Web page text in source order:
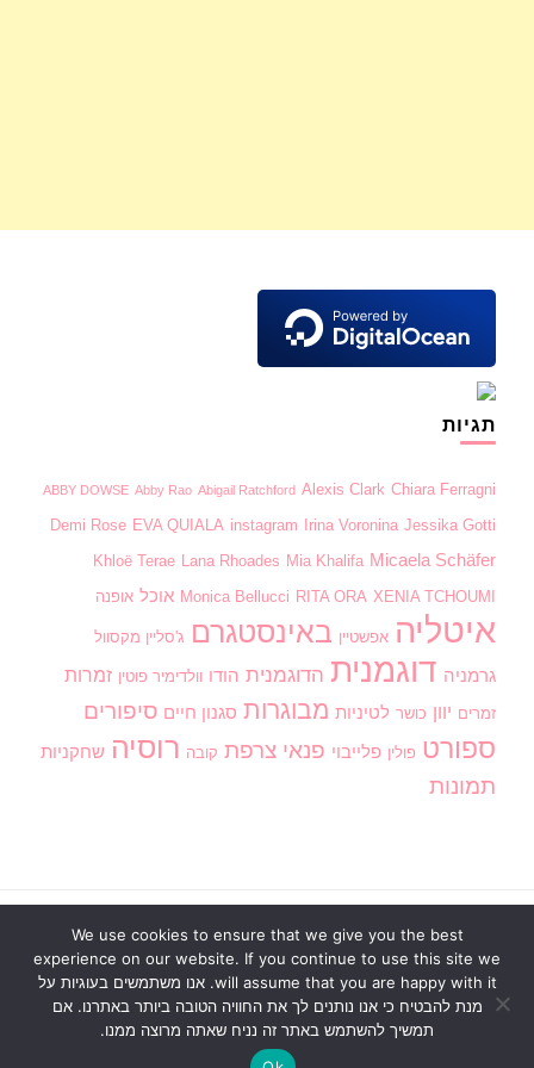
תגיות
ABBY DOWSE Abby Rao Abigail Ratchford Alexis Clark Chiara Ferragni
Demi Rose EVA QUIALA instagram Irina Voronina Jessika Gotti
Khloë Terae Lana Rhoades Mia Khalifa Micaela Schäfer
Monica Bellucci RITA ORA XENIA TCHOUMI אוכל אופנה
איטליה אפשטיין באינסטגרם ג'סליין מקסוול
גרמניה דוגמנית הדוגמנית הודו וולדימיר פוטין זמרות
זמרים יוון כושר לטיניות מבוגרות סגנון חיים סיפורים
ספורט פולין פלייבוי פנאי צרפת קובה רוסיה שחקניות
תמונות
הזכויות שמורות2026 הבלוג של דלז - Delz
. כל הזכויות
שמורותBlossom Pin | פותח על ידי תבניות בלוסום.מופעל
באמצעותWordPress
ראשי בנות חמות וידוי אנונימי חדשות
מדור חינוכי
סגנון חיים
פנאי דירוג תמונות כתוב לנו
We use cookies to ensure that we give you the best
experience on our website. If you continue to use this site we
will assume that you are happy with it. אנו משתמשים בעוגיות על
מנת להבטיח כי אנו נותנים לך את החוויה הטובה ביותר באתרנו. אם
תמשיך להשתמש באתר זה נניח שאתה מרוצה ממנו.